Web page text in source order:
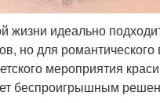
жизни идеально
но для романтического
мероприятия
беспроигрышным